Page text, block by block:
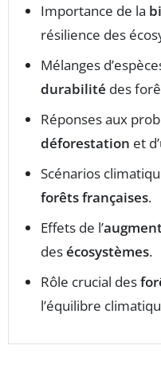
Importance de la
résilience des
Mélanges
durabilité des
Réponses aux
déforestation et d’
Scénarios
forêts françaises.
Effets de l’
desécosystèmes.
Rôle crucial des
l’équilibre